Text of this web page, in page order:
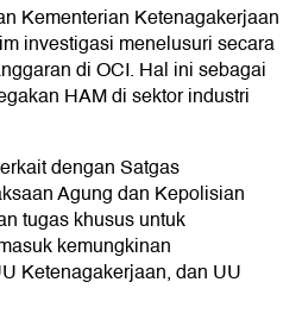
Kementerian Ketenagakerjaan
investigasi menelusuri secara
di OCI. Hal ini sebagai
HAM di sektor industri
dengan Satgas
Agung dan Kepolisian
tugas khusus untuk
kemungkinan
Ketenagakerjaan, dan UU